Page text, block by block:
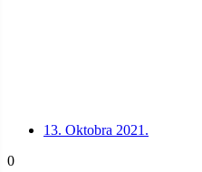
13. Oktobra 2021.
0